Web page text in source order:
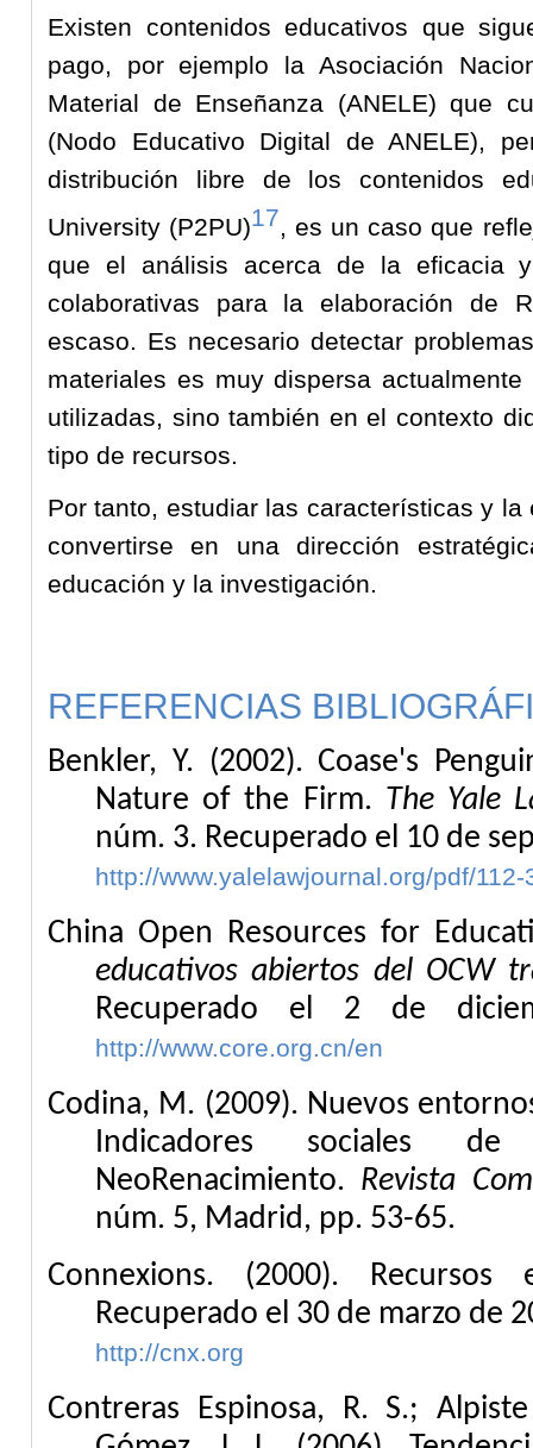
Existen contenidos educativos que
pago, por ejemplo la Asociación
Material de Enseñanza (ANELE) que
(Nodo Educativo Digital de ANELE),
distribución libre de los contenidos
University (P2PU)17, es un caso que
que el análisis acerca de la eficacia
colaborativas para la elaboración de
escaso. Es necesario detectar
materiales es muy dispersa
utilizadas, sino también en el contexto
tipo de recursos.
Por tanto, estudiar las características y
convertirse en una dirección
educación y la investigación.
REFERENCIAS
Benkler, Y. (2002). Coase's
Nature of the Firm. The Yale
núm. 3. Recuperado el 10 de
http://www.yalelawjournal.org/pdf/
China Open Resources for
educativos abiertos del OCW
Recuperado el 2 de
http://www.core.org.cn/en
Codina, M. (2009). Nuevos
Indicadores sociales
NeoRenacimiento. Revista
núm. 5, Madrid, pp. 53-65.
Connexions. (2000). Recursos
Recuperado el 30 de marzo de
http://cnx.org
Contreras Espinosa, R. S.;